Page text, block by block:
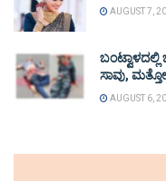
AUGUST 7,
ಸಾವು,
AUGUST 6,